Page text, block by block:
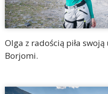
Olga z radością piła
Borjomi.